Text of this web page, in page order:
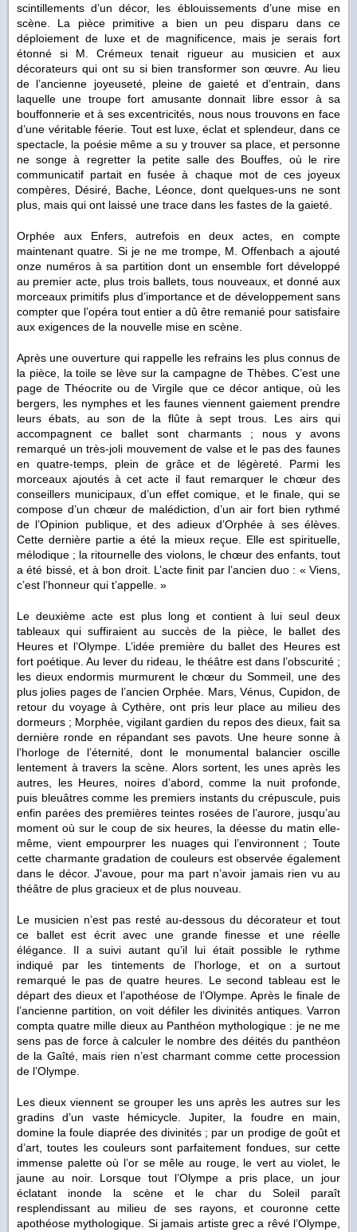
scintillements d’un décor, les éblouissements d’une mise en
scène. La pièce primitive a bien un peu disparu dans ce
déploiement de luxe et de magnificence, mais je serais fort
étonné si M. Crémeux tenait rigueur au musicien et aux
décorateurs qui ont su si bien transformer son œuvre. Au lieu
de l’ancienne joyeuseté, pleine de gaieté et d’entrain, dans
laquelle une troupe fort amusante donnait libre essor à sa
bouffonnerie et à ses excentricités, nous nous trouvons en face
d’une véritable féerie. Tout est luxe, éclat et splendeur, dans ce
spectacle, la poésie même a su y trouver sa place, et personne
ne songe à regretter la petite salle des Bouffes, où le rire
communicatif partait en fusée à chaque mot de ces joyeux
compères, Désiré, Bache, Léonce, dont quelques-uns ne sont
plus, mais qui ont laissé une trace dans les fastes de la gaieté.
Orphée aux Enfers, autrefois en deux actes, en compte
maintenant quatre. Si je ne me trompe, M. Offenbach a ajouté
onze numéros à sa partition dont un ensemble fort développé
au premier acte, plus trois ballets, tous nouveaux, et donné aux
morceaux primitifs plus d’importance et de développement sans
compter que l’opéra tout entier a dû être remanié pour satisfaire
aux exigences de la nouvelle mise en scène.
Après une ouverture qui rappelle les refrains les plus connus de
la pièce, la toile se lève sur la campagne de Thèbes. C’est une
page de Théocrite ou de Virgile que ce décor antique, où les
bergers, les nymphes et les faunes viennent gaiement prendre
leurs ébats, au son de la flûte à sept trous. Les airs qui
accompagnent ce ballet sont charmants ; nous y avons
remarqué un très-joli mouvement de valse et le pas des faunes
en quatre-temps, plein de grâce et de légèreté. Parmi les
morceaux ajoutés à cet acte il faut remarquer le chœur des
conseillers municipaux, d’un effet comique, et le finale, qui se
compose d’un chœur de malédiction, d’un air fort bien rythmé
de l’Opinion publique, et des adieux d’Orphée à ses élèves.
Cette dernière partie a été la mieux reçue. Elle est spirituelle,
mélodique ; la ritournelle des violons, le chœur des enfants, tout
a été bissé, et à bon droit. L’acte finit par l’ancien duo : « Viens,
c’est l’honneur qui t’appelle. »
Le deuxième acte est plus long et contient à lui seul deux
tableaux qui suffiraient au succès de la pièce, le ballet des
Heures et l’Olympe. L’idée première du ballet des Heures est
fort poétique. Au lever du rideau, le théâtre est dans l’obscurité ;
les dieux endormis murmurent le chœur du Sommeil, une des
plus jolies pages de l’ancien Orphée. Mars, Vénus, Cupidon, de
retour du voyage à Cythère, ont pris leur place au milieu des
dormeurs ; Morphée, vigilant gardien du repos des dieux, fait sa
dernière ronde en répandant ses pavots. Une heure sonne à
l’horloge de l’éternité, dont le monumental balancier oscille
lentement à travers la scène. Alors sortent, les unes après les
autres, les Heures, noires d’abord, comme la nuit profonde,
puis bleuâtres comme les premiers instants du crépuscule, puis
enfin parées des premières teintes rosées de l’aurore, jusqu’au
moment où sur le coup de six heures, la déesse du matin elle-
même, vient empourprer les nuages qui l’environnent ; Toute
cette charmante gradation de couleurs est observée également
dans le décor. J’avoue, pour ma part n’avoir jamais rien vu au
théâtre de plus gracieux et de plus nouveau.
Le musicien n’est pas resté au-dessous du décorateur et tout
ce ballet est écrit avec une grande finesse et une réelle
élégance. Il a suivi autant qu’il lui était possible le rythme
indiqué par les tintements de l’horloge, et on a surtout
remarqué le pas de quatre heures. Le second tableau est le
départ des dieux et l’apothéose de l’Olympe. Après le finale de
l’ancienne partition, on voit défiler les divinités antiques. Varron
compta quatre mille dieux au Panthéon mythologique : je ne me
sens pas de force à calculer le nombre des déités du panthéon
de la Gaîté, mais rien n’est charmant comme cette procession
de l’Olympe.
Les dieux viennent se grouper les uns après les autres sur les
gradins d’un vaste hémicycle. Jupiter, la foudre en main,
domine la foule diaprée des divinités ; par un prodige de goût et
d’art, toutes les couleurs sont parfaitement fondues, sur cette
immense palette où l’or se mêle au rouge, le vert au violet, le
jaune au noir. Lorsque tout l’Olympe a pris place, un jour
éclatant inonde la scène et le char du Soleil paraît
resplendissant au milieu de ses rayons, et couronne cette
apothéose mythologique. Si jamais artiste grec a rêvé l’Olympe,